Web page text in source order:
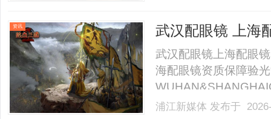
40%-60%优惠，兼顾
资讯 武汉配眼镜 上海
武汉配眼镜上海配眼
海配眼镜资质保障验
业验光配镜的写字楼
浦江新媒体 发布于